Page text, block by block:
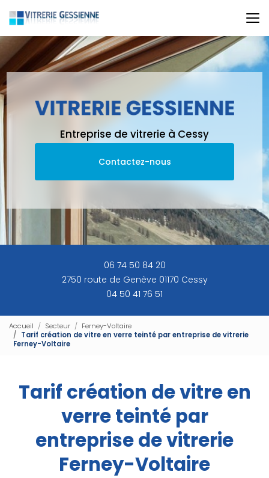
au
contenu
principal
Entreprise de vitrerie à Cessy
Contactez-nous
06 74 50 84 20
2750 route de Genève 01170 Cessy
04 50 41 76 51
Accueil Secteur
Ferney-Voltaire
Tarif création de vitre en verre teinté par entreprise de vitrerie
Ferney-Voltaire
Tarif création de vitre en
verre teinté par
entreprise de vitrerie
Ferney-Voltaire